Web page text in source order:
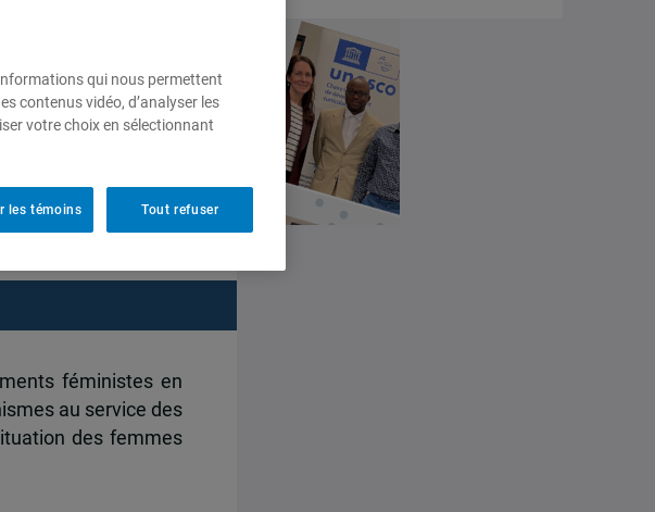
femmes
féministes en
au service des
des femmes
qui nous permettent
contenus vidéo, d’analyser les
votre choix en sélectionnant
Tout refuser
les témoins